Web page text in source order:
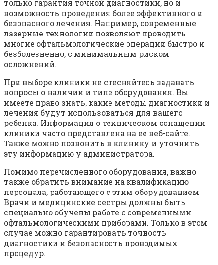
только гарантия точной диагностики, но и
возможность проведения более эффективного и
безопасного лечения. Например, современные
лазерные технологии позволяют проводить
многие офтальмологические операции быстро и
безболезненно, с минимальным риском
осложнений.
При выборе клиники не стесняйтесь задавать
вопросы о наличии и типе оборудования. Вы
имеете право знать, какие методы диагностики и
лечения будут использоваться для вашего
ребенка. Информация о техническом оснащении
клиники часто представлена на ее веб-сайте.
Также можно позвонить в клинику и уточнить
эту информацию у администратора.
Помимо перечисленного оборудования, важно
также обратить внимание на квалификацию
персонала, работающего с этим оборудованием.
Врачи и медицинские сестры должны быть
специально обучены работе с современными
офтальмологическими приборами. Только в этом
случае можно гарантировать точность
диагностики и безопасность проводимых
процедур.